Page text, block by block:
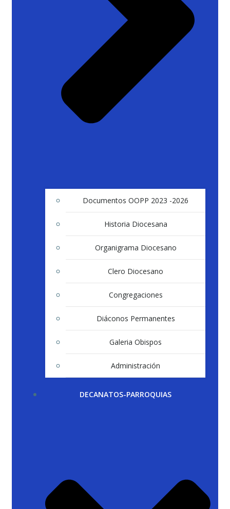
Documentos OOPP 2023 -2026
Historia Diocesana
Organigrama Diocesano
Clero Diocesano
Congregaciones
Diáconos Permanentes
Galeria Obispos
Administración
DECANATOS-PARROQUIAS